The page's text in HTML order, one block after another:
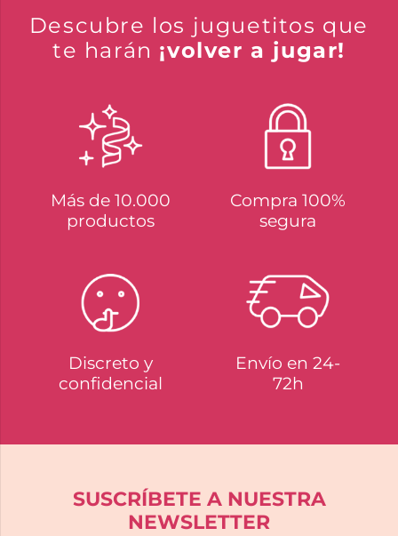
Descubre los juguetitos que
te harán ¡volver a jugar!
Más de 10.000
productos
Compra 100%
segura
Discreto y
confidencial
Envío en 24-
72h
SUSCRÍBETE A NUESTRA
NEWSLETTER